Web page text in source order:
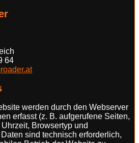
64
werden durch den Webserver
erfasst (z. B. aufgerufene Seiten,
Browsertyp und
sind technisch erforderlich,